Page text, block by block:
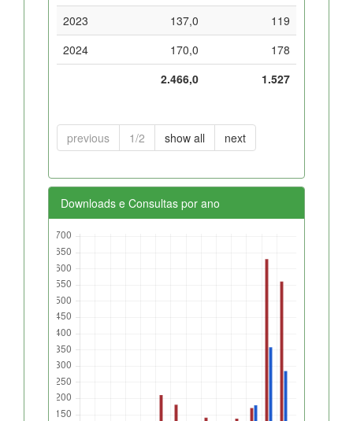
2023
137,0
119
2024
170,0
178
2.466,0
1.527
previous 1/2 show all next
Downloads e Consultas por ano